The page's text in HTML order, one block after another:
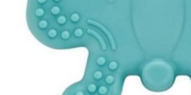
Hranilice, flašice i cucle
Monitori, Ogradice i tricikli
Posteljine, vrećice i baldahini